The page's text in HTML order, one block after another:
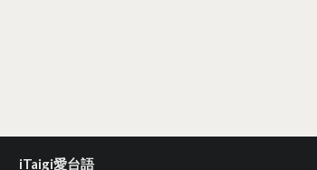
iTaigi愛台語